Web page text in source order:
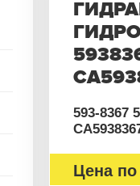
593-8367
Цена по